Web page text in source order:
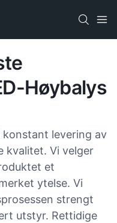
Høybalys
levering av
kvalitet. Vi velger
et
ytelse. Vi
strengt
utstyr. Rettidige